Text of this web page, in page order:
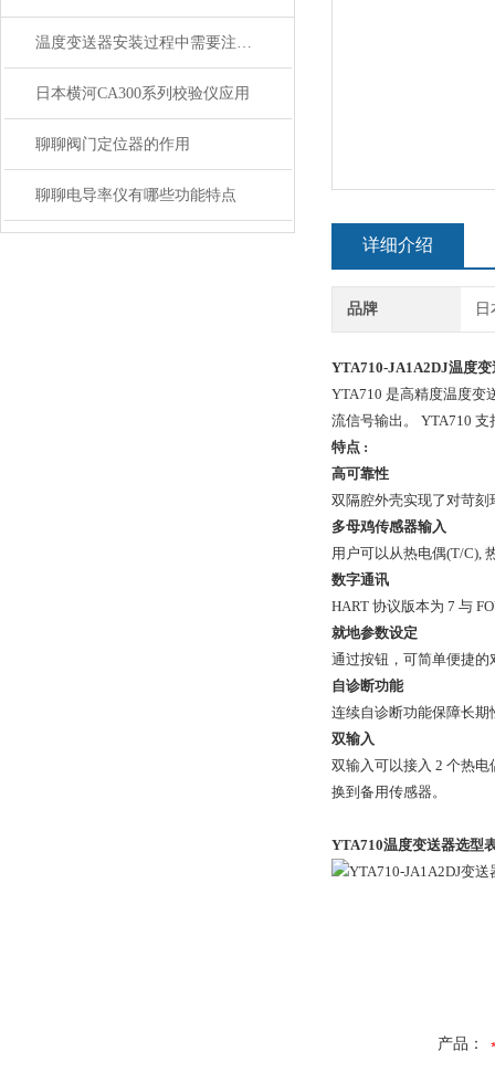
温度变送器安装过程中需要注意哪些细节
日本横河CA300系列校验仪应用
聊聊阀门定位器的作用
聊聊电导率仪有哪些功能特点
详细介绍
品牌
YTA710-JA1A2DJ温度变
YTA710 是高精度温度变
流信号输出。 YTA710 支
特点 :
高可靠性
双隔腔外壳实现了对苛刻
多母鸡传感器输入
用户可以从热电偶(T/C),
数字通讯
HART 协议版本为 7 与
就地参数设定
通过按钮，可简单便捷的
自诊断功能
连续自诊断功能保障长
双输入
双输入可以接入 2 个热
换到备用传感器。
YTA710温度变送器选型
产品：